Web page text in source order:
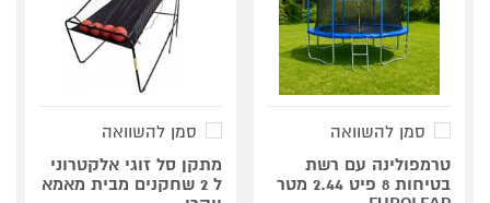
סמן להשוואה
טרמפולינה עם רשת
בטיחות 8 פיט 2.44 מטר
סמן להשוואה
מתקן סל זוגי אלקטרוני
ל 2 שחקנים מבית מאמא